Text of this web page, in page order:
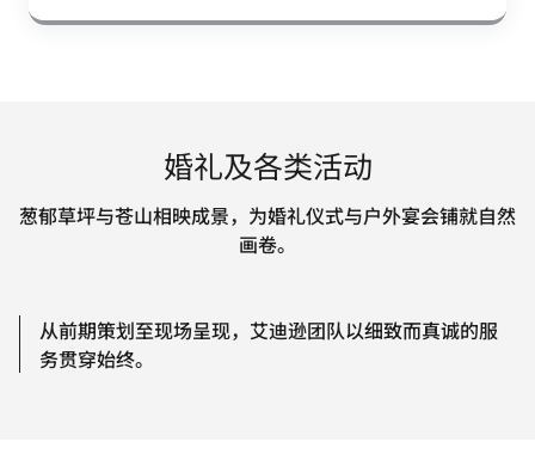
婚礼及各类活动
葱郁草坪与苍山相映成景，为婚礼仪式与户外宴会铺就自然
画卷。
从前期策划至现场呈现，艾迪逊团队以细致而真诚的服
务贯穿始终。